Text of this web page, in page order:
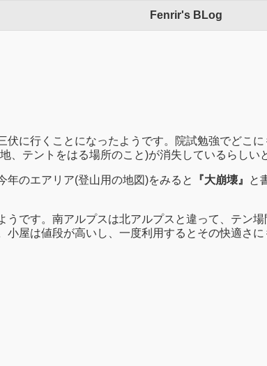
Fenrir's BLog
伏に行くことになったようです。院試勉強でどこ
、テントをはる場所のこと)が消失しているらしい
年のエアリア(登山用の地図)をみると 『大崩壊』
と
です。南アルプスは北アルプスと違って、テン
屋は値段が高いし、一度利用するとその快適さ